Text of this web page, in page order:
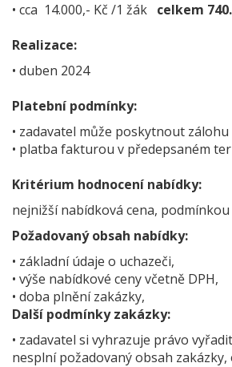
• cca 14.000,- Kč /1 žák celkem
Realizace:
• duben 2024
Platební podmínky:
• zadavatel může poskytnout zálohu
• platba fakturou v předepsaném
Kritérium hodnocení nabídky:
nejnižší nabídková cena,
Požadovaný obsah nabídky:
• základní údaje o uchazeči,
• výše nabídkové ceny včetně DPH,
• doba plnění zakázky,
Další podmínky zakázky:
• zadavatel si vyhrazuje právo
nesplní požadovaný obsah